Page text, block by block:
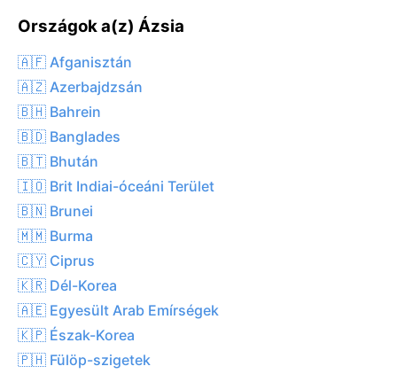
Országok a(z) Ázsia
🇦🇫 Afganisztán
🇦🇿 Azerbajdzsán
🇧🇭 Bahrein
🇧🇩 Banglades
🇧🇹 Bhután
🇮🇴 Brit Indiai-óceáni Terület
🇧🇳 Brunei
🇲🇲 Burma
🇨🇾 Ciprus
🇰🇷 Dél-Korea
🇦🇪 Egyesült Arab Emírségek
🇰🇵 Észak-Korea
🇵🇭 Fülöp-szigetek